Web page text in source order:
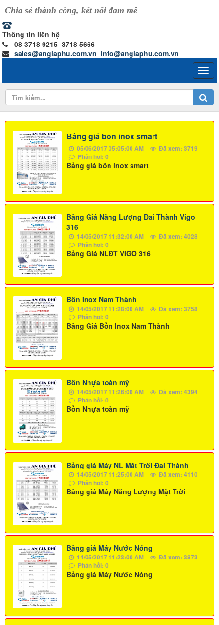
Chia sẻ thành công, kết nối đam mê
Thông tin liên hệ
08-3718 9215 3718 5666
sales@angiaphu.com.vn info@angiaphu.com.vn
Bảng giá bồn inox smart
05/06/2017 05:05:00 AM
Đã xem: 3719
Phản hồi: 0
Bảng giá bồn inox smart
Bảng Giá Năng Lượng Đai Thành Vigo
316
14/05/2017 11:32:00 AM
Đã xem: 4028
Phản hồi: 0
Bảng Giá NLĐT VIGO 316
Bồn Inox Nam Thành
14/05/2017 11:28:00 AM
Đã xem: 3758
Phản hồi: 0
Bảng Giá Bồn Inox Nam Thành
Bồn Nhựa toàn mỹ
14/05/2017 11:26:00 AM
Đã xem: 4394
Phản hồi: 0
Bồn Nhựa toàn mỹ
Bảng giá Máy NL Mặt Trời Đại Thành
14/05/2017 11:25:00 AM
Đã xem: 4110
Phản hồi: 0
Bảng giá Máy Năng Lượng Mặt Trời
Bảng giá Máy Nước Nóng
14/05/2017 11:23:00 AM
Đã xem: 3873
Phản hồi: 0
Bảng giá Máy Nước Nóng